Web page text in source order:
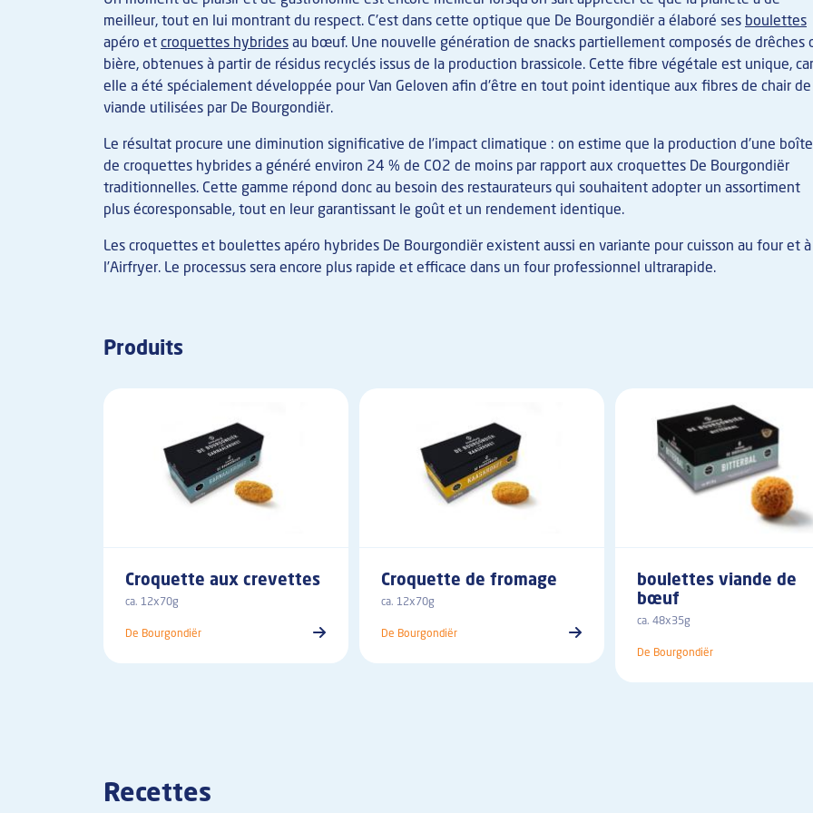
meilleur, tout en lui montrant du respect. C'est dans cette optique que De Bourgondiër a élaboré ses boulettes
apéro etcroquettes hybridesau bœuf. Une nouvelle génération de snacks partiellement composés de drêches
bière, obtenues à partir de résidus recyclés issus de la production brassicole. Cette fibre végétale est unique, car
elle a été spécialement développée pour Van Geloven afin d'être en tout point identique aux fibres de chair de
viande utilisées par De Bourgondiër.
Le résultat procure une diminution significative de l'impact climatique : on estime que la production d'une boîte
de croquettes hybrides a généré environ 24 % de CO2 de moins par rapport aux croquettes De Bourgondiër
traditionnelles. Cette gamme répond donc au besoin des restaurateurs qui souhaitent adopter un assortiment
plus écoresponsable, tout en leur garantissant le goût et un rendement identique.
Les croquettes et boulettes apéro hybrides De Bourgondiër existent aussi en variante pour cuisson au four et à
l’Airfryer. Le processus sera encore plus rapide et efficace dans un four professionnel ultrarapide.
Produits
Croquette aux crevettes
ca. 12x70g
De Bourgondiër
Croquette de fromage
ca. 12x70g
De Bourgondiër
boulettes viande de
bœuf
ca. 48x35g
De Bourgondiër
Recettes